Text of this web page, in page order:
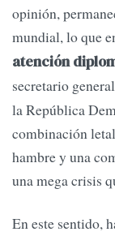
opinión,
mundial, lo que
atención
secretario
la República
combinación
hambre y una
una mega crisis
En este sentido,